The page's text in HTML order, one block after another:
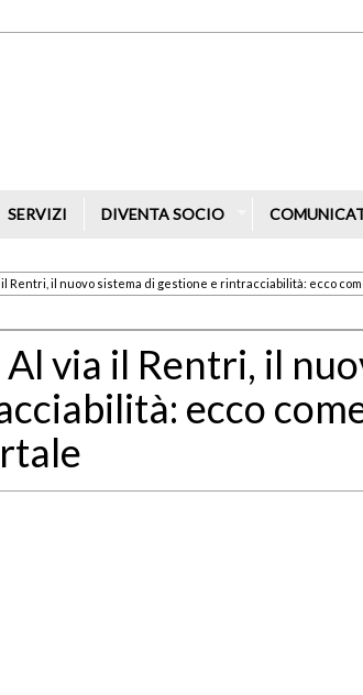
SERVIZI DIVENTA SOCIO
il Rentri, il nuovo sistema di gestione e rintracciabilità: ecco
via il Rentri, il
ecco